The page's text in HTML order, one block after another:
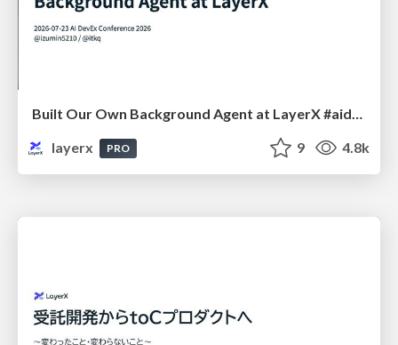
Built Our Own Background Agent at LayerX #aidevex_findy
layerx
PRO 9 4.8k